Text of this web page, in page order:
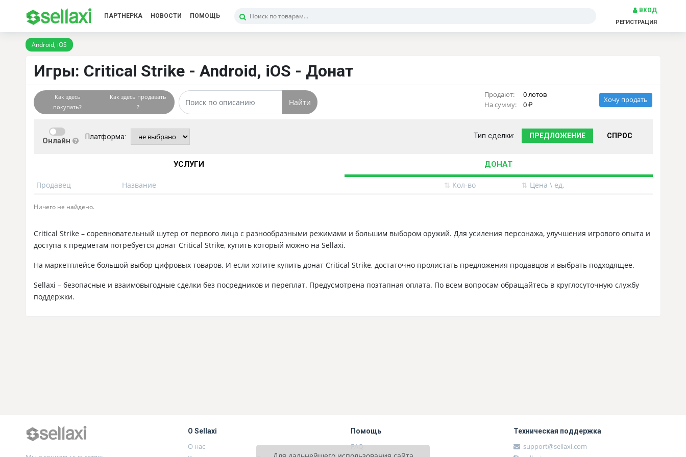
ПАРТНЕРКА НОВОСТИ ПОМОЩЬ
ВХОД
РЕГИСТРАЦИЯ
Android, iOS
Игры: Critical Strike - Android, iOS - Донат
Как здесь
покупать?
Как здесь продавать
?
Найти
Продают:
0 лотов
На сумму:
0
Хочу продать
Онлайн Платформа: Тип сделки: ПРЕДЛОЖЕНИЕ СПРОС
УСЛУГИ ДОНАТ
Продавец Название ⇅ Кол-во ⇅ Цена \ ед.
Ничего не найдено.
Critical Strike – соревновательный шутер от первого лица с разнообразными режимами и большим выбором оружий. Для усиления персонажа, улучшения игрового опыта и
доступа к предметам потребуется донат Critical Strike, купить который можно на Sellaxi.
На маркетплейсе большой выбор цифровых товаров. И если хотите купить донат Critical Strike, достаточно пролистать предложения продавцов и выбрать подходящее.
Sellaxi – безопасные и взаимовыгодные сделки без посредников и переплат. Предусмотрена поэтапная оплата. По всем вопросам обращайтесь в круглосуточную службу
поддержки.
О Sellaxi
О нас
Помощь
FAQ
Техническая поддержка
support@sellaxi.com